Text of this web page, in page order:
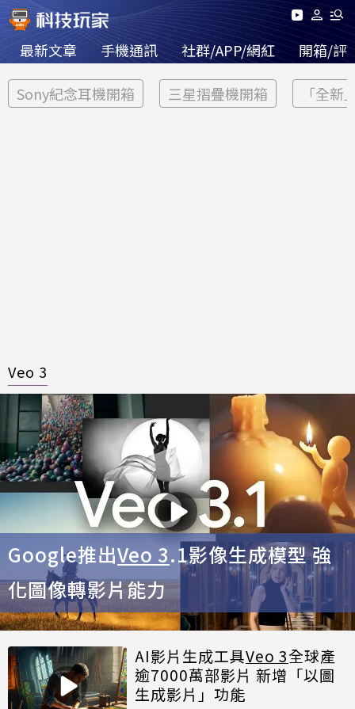
最新文章 手機通訊 社群/APP/網紅 開箱/評
Sony紀念耳機開箱 三星摺疊機開箱 「全新
Veo 3
Google推出Veo 3.1影像生成模型 強
化圖像轉影片能力
AI影片生成工具Veo 3全球產
逾7000萬部影片 新增「以圖
生成影片」功能